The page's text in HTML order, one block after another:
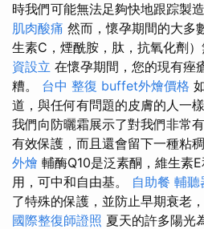
時我們可能無法足夠快地跟踪製
肌肉酸痛 然而，懷孕期間的大多
生素C，煙酰胺，肽，抗氧化劑）
資設立 在懷孕期間，您的現有痤
糟。 台中 整復 buffet外燴價格
道，與任何有問題的皮膚的人一
我們向防曬霜展示了對我們非常
有效保護，而且還會留下一種粘
外燴 輔酶Q10是泛素酮，維生素
用，可中和自由基。 自助餐 輔聽
了特殊的保護，並防止早期衰老
國際整復師證照 夏天的許多陽光